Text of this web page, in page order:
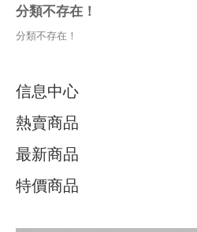
分類不存在！
分類不存在！
信息中心
熱賣商品
最新商品
特價商品